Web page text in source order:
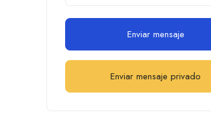
Enviar mensaje
Enviar mensaje privado